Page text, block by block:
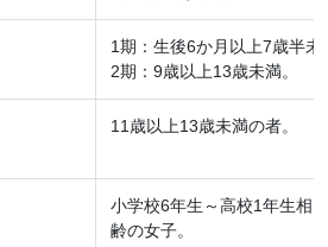
1期：生後6か月以上7歳半未
2期：9歳以上13歳未満。
11歳以上13歳未満の者。
小学校6年生～高校1年生相
齢の女子。